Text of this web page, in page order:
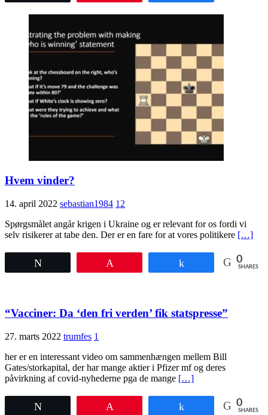
Hvem vinder?
14. april 2022 sebastian1984 12
Spørgsmålet angår krigen i Ukraine og er relevant for os fordi vi
selv risikerer at tabe den. Der er en fare for at vores politikere […]
0
SHARES
“Vacciner: Da ‘den fri verden’ fik statspresse”
27. marts 2022 trumfes 1
her er en interessant video om sammenhængen mellem Bill
Gates/storkapital, der har mange aktier i Pfizer mf og deres
påvirkning af covid-nyhederne pga de mange […]
0
SHARES